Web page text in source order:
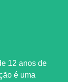
12 anos de
é uma